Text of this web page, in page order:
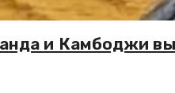
и Камбоджи